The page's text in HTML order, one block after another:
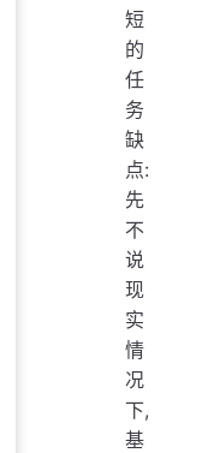
短
的
任
务
缺
点:
先
不
说
现
实
情
况
下,
基